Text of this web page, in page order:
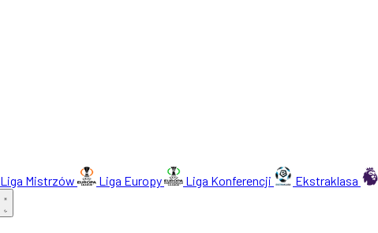
Liga Mistrzów Liga Europy Liga Konferencji Ekstraklasa